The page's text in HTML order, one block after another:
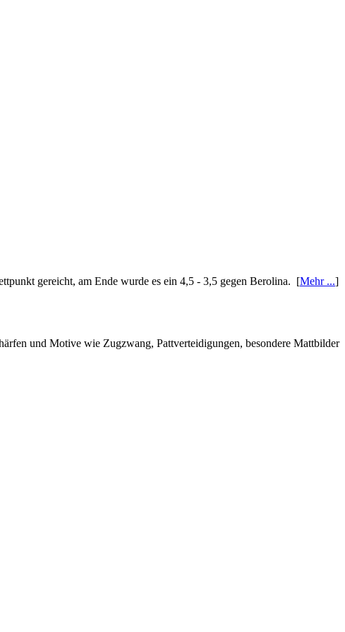
gereicht, am Ende wurde es ein 4,5 - 3,5 gegen Berolina. [Mehr ...]
und Motive wie Zugzwang, Pattverteidigungen, besondere Mattbilder